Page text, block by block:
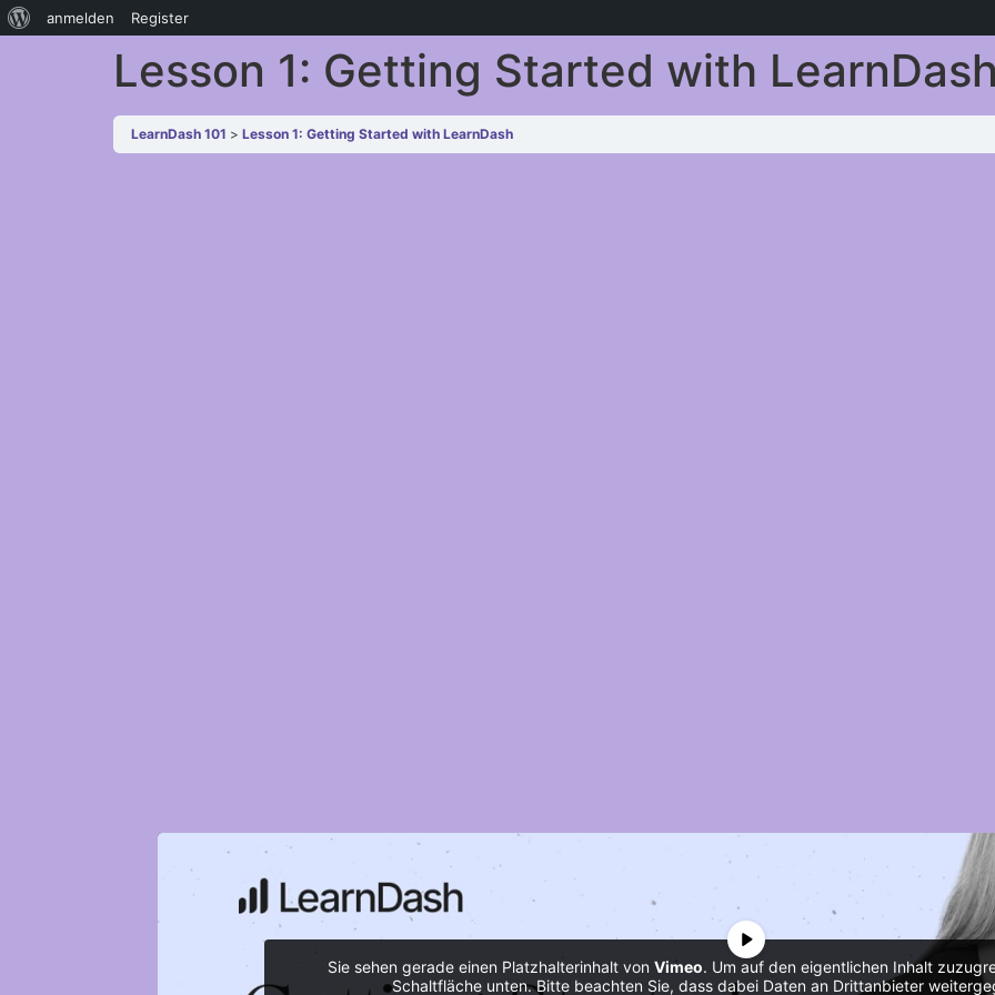
anmelden Register
Lesson 1: Getting Started with
LearnDash 101 Lesson 1: Getting Started with LearnDash
Sie sehen gerade einen Platzhalterinhalt von Vimeo. Um auf den eigentlichen Inhalt
Schaltfläche unten. Bitte beachten Sie, dass dabei Daten an Drittanbieter